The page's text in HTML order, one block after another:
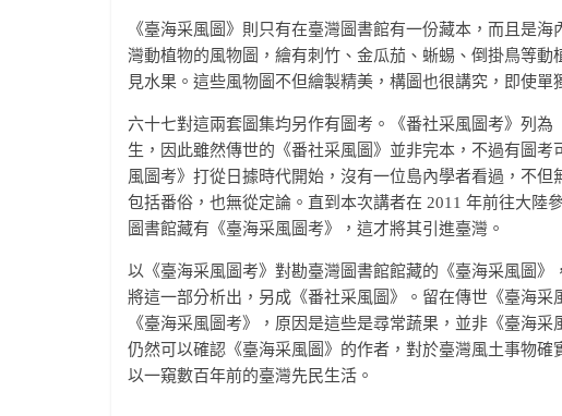
《臺海采風圖》則只有在臺灣圖書館有一份藏本，而且是
灣動植物的風物圖，繪有刺竹、金瓜茄、蜥蜴、倒掛鳥等
見水果。這些風物圖不但繪製精美，構圖也很講究，即使單
六十七對這兩套圖集均另作有圖考。《番社采風圖考》列
生，因此雖然傳世的《番社采風圖》並非完本，不過有圖
風圖考》打從日據時代開始，沒有一位島內學者看過，不
包括番俗，也無從定論。直到本次講者在 2011 年前往大陸
圖書館藏有《臺海采風圖考》，這才將其引進臺灣。
以《臺海采風圖考》對勘臺灣圖書館館藏的《臺海采風圖
將這一部分析出，另成《番社采風圖》。留在傳世《臺海
《臺海采風圖考》，原因是這些是尋常蔬果，並非《臺海
仍然可以確認《臺海采風圖》的作者，對於臺灣風土事物
以一窺數百年前的臺灣先民生活。